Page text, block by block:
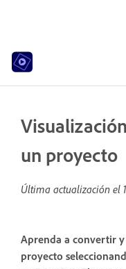
un proyecto
Última actualización el
Aprenda a convertir
proyecto